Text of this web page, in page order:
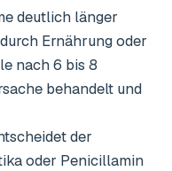
deutlich länger
Ernährung oder
nach 6 bis 8
behandelt und
der
oder Penicillamin